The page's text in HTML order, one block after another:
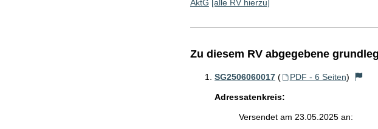
AktG [alle RV hierzu]
Zu diesem RV abgegebene
SG2506060017 ( PDF - 6 Seiten)
Adressatenkreis:
Versendet am 23.05.2025 an: